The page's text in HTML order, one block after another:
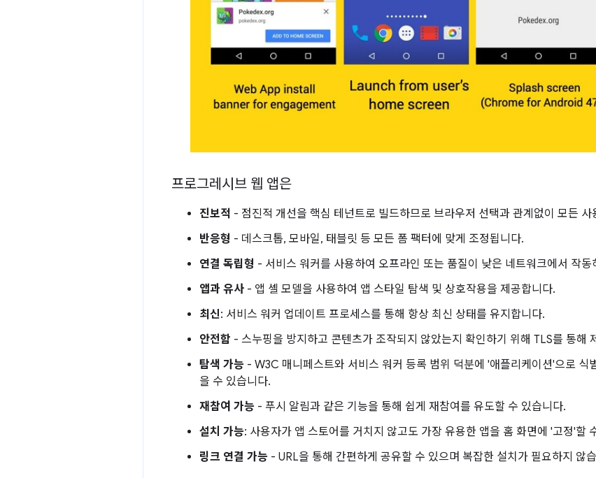
프로그레시브 웹 앱은
진보적 - 점진적 개선을 핵심 테넌트로 빌드하므로 브라우저 선택과 관계없이 모든 사
반응형 - 데스크톱, 모바일, 태블릿 등 모든 폼 팩터에 맞게 조정됩니다.
연결 독립형 - 서비스 워커를 사용하여 오프라인 또는 품질이 낮은 네트워크에서 작
앱과 유사 - 앱 셸 모델을 사용하여 앱 스타일 탐색 및 상호작용을 제공합니다.
최신: 서비스 워커 업데이트 프로세스를 통해 항상 최신 상태를 유지합니다.
안전함 - 스누핑을 방지하고 콘텐츠가 조작되지 않았는지 확인하기 위해 TLS를 통해
탐색 가능 - W3C 매니페스트와 서비스 워커 등록 범위 덕분에 '애플리케이션'으로 식
을 수 있습니다.
재참여 가능 - 푸시 알림과 같은 기능을 통해 쉽게 재참여를 유도할 수 있습니다.
설치 가능: 사용자가 앱 스토어를 거치지 않고도 가장 유용한 앱을 홈 화면에 '고정'할
링크 연결 가능 - URL을 통해 간편하게 공유할 수 있으며 복잡한 설치가 필요하지 않